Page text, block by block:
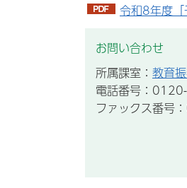
令和8年度
お問い合わせ
所属課室： 教育
電話番号：
ファックス番